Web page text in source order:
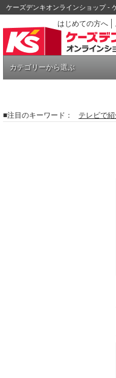
ケーズデンキオンラインショップ -
はじめての方へ
カテゴリーから選ぶ
■注目のキーワード： テレビで